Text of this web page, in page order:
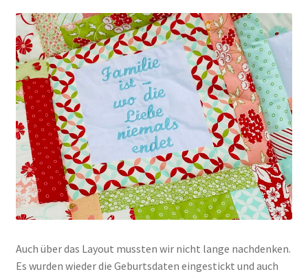
Auch über das Layout mussten wir nicht lange nachdenken.
Es wurden wieder die Geburtsdaten eingestickt und auch